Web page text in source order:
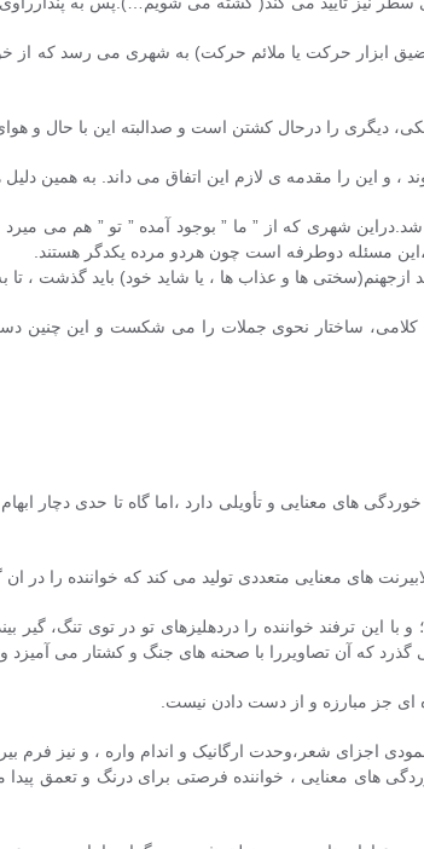
ابزار حرکت یا ملائم حرکت) به شهری می رسد که از
دیگری را درحال کشتن است و صدالبته این با حال و
، و این را مقدمه ی لازم این اتفاق می داند. به همین
شهری که از ” ما ” بوجود آمده ” تو ” هم می میرد
،این مسئله دوطرفه است چون هردو مرده یکدگر هستند.
ها و عذاب ها ، یا شاید خود) باید گذشت ، تا
ساختار نحوی جملات را می شکست و این چنین
های معنایی و تأویلی دارد ،اما گاه تا حدی دچار
های معنایی متعددی تولید می کند که خواننده را در
این ترفند خواننده را دردهلیزهای تو در توی تنگ، گیر
که آن تصاویررا با صحنه های جنگ و کشتار می آمیزد
ای جز مبارزه و از دست دادن نیست.
اجزای شعر،وحدت ارگانیک و اندام واره ، و نیز
های معنایی ، خواننده فرصتی برای درنگ و تعمق پیدا